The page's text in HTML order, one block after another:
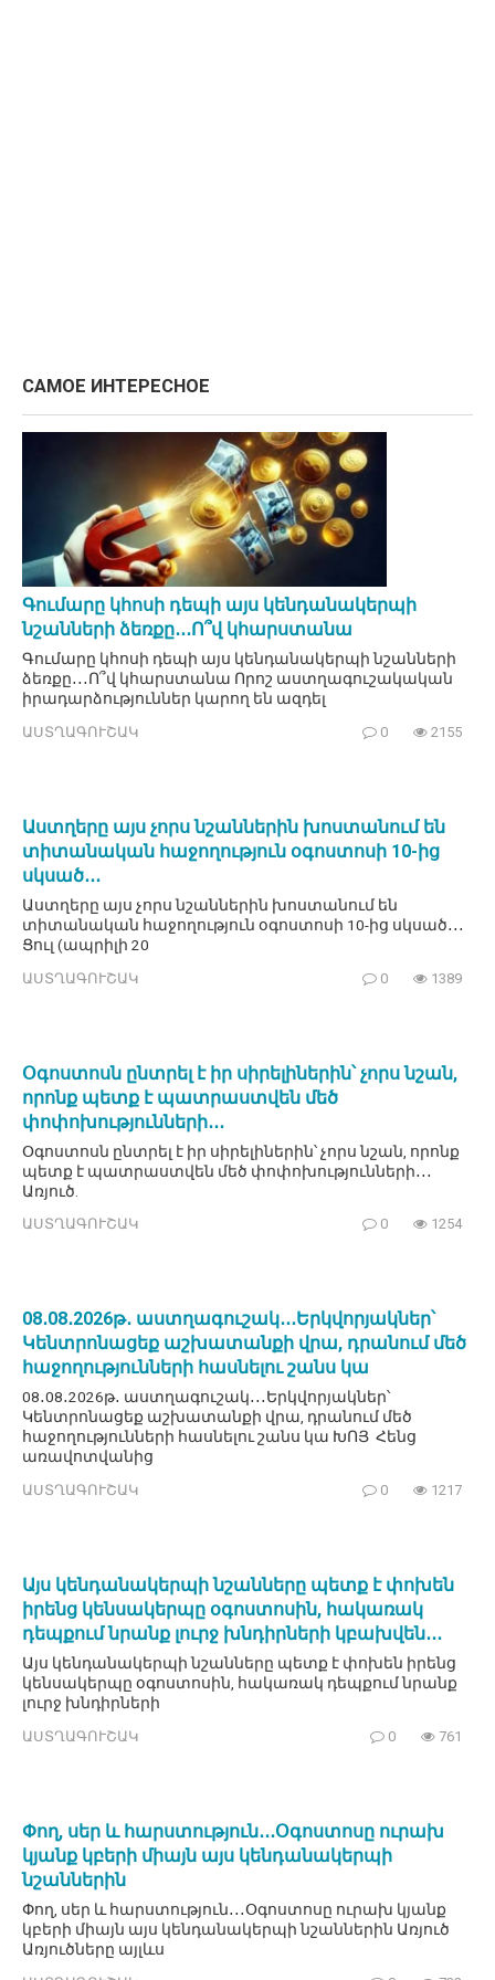
САМОЕ ИНТЕРЕСНОЕ
Գումարը կհոսի դեպի այս կենդանակերպի
նշանների ձեռքը․․․Ո՞վ կհարստանա
Գումարը կհոսի դեպի այս կենդանակերպի նշանների
ձեռքը․․․Ո՞վ կհարստանա Որոշ աստղագուշակական
իրադարձություններ կարող են ազդել
ԱՍՏՂԱԳՈՒՇԱԿ 0 2155
Աստղերը այս չորս նշաններին խոստանում են
տիտանական հաջողություն օգոստոսի 10-ից
սկսած․․․
Աստղերը այս չորս նշաններին խոստանում են
տիտանական հաջողություն օգոստոսի 10-ից սկսած․․․
Ցուլ (ապրիլի 20
ԱՍՏՂԱԳՈՒՇԱԿ 0 1389
Օգոստոսն ընտրել է իր սիրելիներին՝ չորս նշան,
որոնք պետք է պատրաստվեն մեծ
փոփոխությունների․․․
Օգոստոսն ընտրել է իր սիրելիներին՝ չորս նշան, որոնք
պետք է պատրաստվեն մեծ փոփոխությունների․․․
Առյուծ.
ԱՍՏՂԱԳՈՒՇԱԿ 0 1254
08․08․2026թ․ աստղագուշակ․․․Երկվորյակներ՝
Կենտրոնացեք աշխատանքի վրա, դրանում մեծ
հաջողությունների հասնելու շանս կա
08․08․2026թ․ աստղագուշակ․․․Երկվորյակներ՝
Կենտրոնացեք աշխատանքի վրա, դրանում մեծ
հաջողությունների հասնելու շանս կա ԽՈՅ Հենց
առավոտվանից
ԱՍՏՂԱԳՈՒՇԱԿ 0 1217
Այս կենդանակերպի նշանները պետք է փոխեն
իրենց կենսակերպը օգոստոսին, հակառակ
դեպքում նրանք լուրջ խնդիրների կբախվեն․․․
Այս կենդանակերպի նշանները պետք է փոխեն իրենց
կենսակերպը օգոստոսին, հակառակ դեպքում նրանք
լուրջ խնդիրների
ԱՍՏՂԱԳՈՒՇԱԿ 0 761
Փող, սեր և հարստություն․․․Օգոստոսը ուրախ
կյանք կբերի միայն այս կենդանակերպի
նշաններին
Փող, սեր և հարստություն․․․Օգոստոսը ուրախ կյանք
կբերի միայն այս կենդանակերպի նշաններին Առյուծ
Առյուծները այլևս